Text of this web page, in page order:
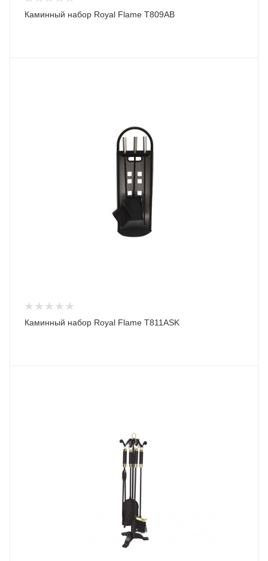
Каминный набор Royal Flame T809AB
Каминный набор Royal Flame T811ASK